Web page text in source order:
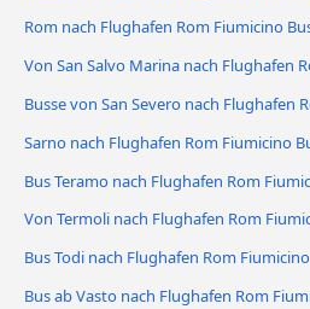
Rom nach Flughafen Rom Fiumicino
Von San Salvo Marina nach Flughafen
Busse von San Severo nach Flughafen
Sarno nach Flughafen Rom Fiumicino
Bus Teramo nach Flughafen Rom
Von Termoli nach Flughafen Rom
Bus Todi nach Flughafen Rom Fiumicino
Bus ab Vasto nach Flughafen Rom